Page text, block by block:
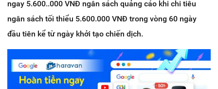
ngay 5.600..000 VNĐ ngân sách quảng cáo khi chi tiêu
ngân sách tối thiểu 5.600.000 VNĐ trong vòng 60 ngày
đầu tiên kể từ ngày khởi tạo chiến dịch.